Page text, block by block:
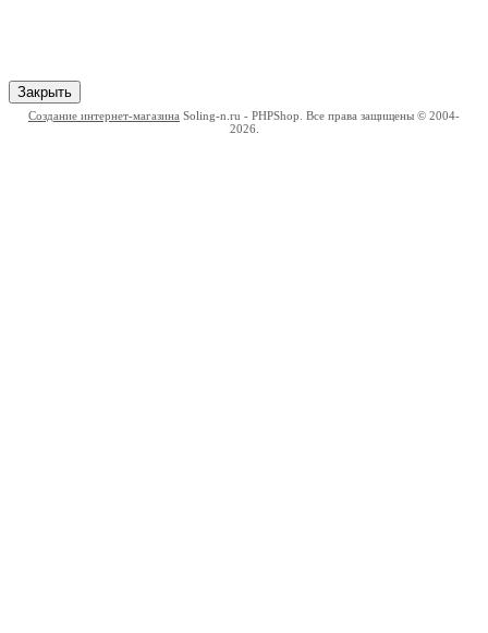
Закрыть
Создание интернет-магазина Soling-n.ru - PHPShop. Все права защищены © 2004-
2026.